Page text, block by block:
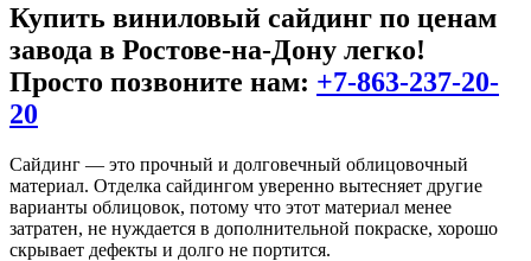
Купить виниловый сайдинг по ценам
завода в Ростове-на-Дону легко!
Просто позвоните нам: +7-863-237-20-
20
Сайдинг — это прочный и долговечный облицовочный
материал. Отделка сайдингом уверенно вытесняет другие
варианты облицовок, потому что этот материал менее
затратен, не нуждается в дополнительной покраске, хорошо
скрывает дефекты и долго не портится.